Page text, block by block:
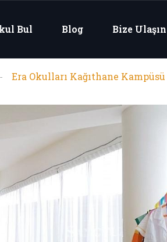
Bul Blog Bize Ulaşın
Era Okulları Kağıthane Kampüsü